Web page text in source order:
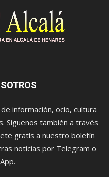
información, ocio, cultura
Síguenos también a través
gratis a nuestro boletín
noticias por Telegram o